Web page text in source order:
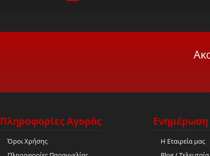
Πληροφορίες Αγοράς
Όροι Χρήσης
Ενημέρωση
Η Εταιρεία μας